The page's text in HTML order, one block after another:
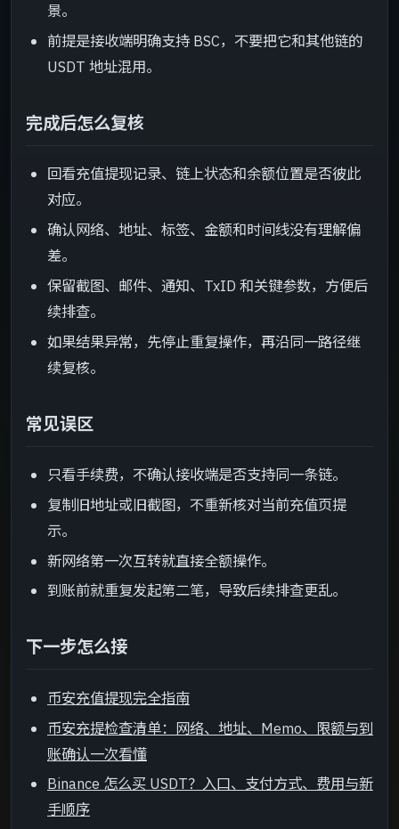
景。
前提是接收端明确支持 BSC，不要把它和其他链的
USDT 地址混用。
完成后怎么复核
回看充值提现记录、链上状态和余额位置是否彼此
对应。
确认网络、地址、标签、金额和时间线没有理解偏
差。
保留截图、邮件、通知、TxID 和关键参数，方便后
续排查。
如果结果异常，先停止重复操作，再沿同一路径继
续复核。
常见误区
只看手续费，不确认接收端是否支持同一条链。
复制旧地址或旧截图，不重新核对当前充值页提
示。
新网络第一次互转就直接全额操作。
到账前就重复发起第二笔，导致后续排查更乱。
下一步怎么接
币安充值提现完全指南
币安充提检查清单：网络、地址、Memo、限额与到
账确认一次看懂
Binance 怎么买 USDT？入口、支付方式、费用与新
手顺序